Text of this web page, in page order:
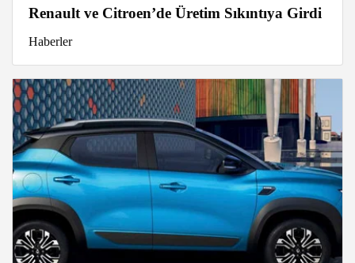
Renault ve Citroen’de Üretim Sıkıntıya Girdi
Haberler